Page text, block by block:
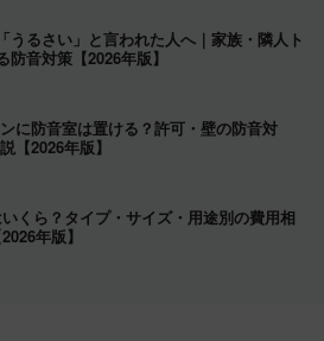
うるさい」と言われた人へ｜家族・隣人ト
防音対策【2026年版】
に防音室は置ける？許可・壁の防音対
【2026年版】
くら？タイプ・サイズ・用途別の費用相
年版】